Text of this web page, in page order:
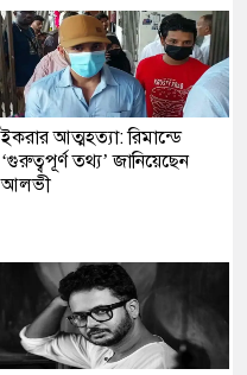
ইকরার আত্মহত্যা: রিমান্ডে
‘গুরুত্বপূর্ণ তথ্য’ জানিয়েছেন
আলভী